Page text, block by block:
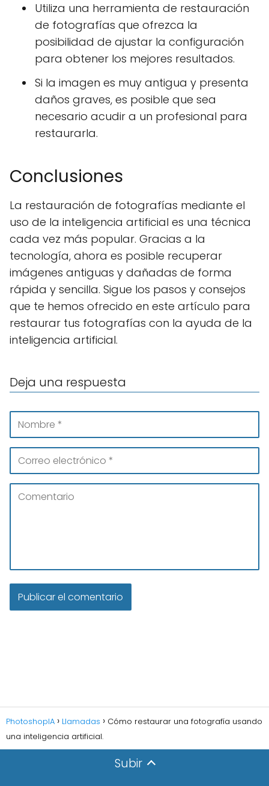
Utiliza una herramienta de restauración
de fotografías que ofrezca la
posibilidad de ajustar la configuración
para obtener los mejores resultados.
Si la imagen es muy antigua y presenta
daños graves, es posible que sea
necesario acudir a un profesional para
restaurarla.
Conclusiones
La restauración de fotografías mediante el
uso de la inteligencia artificial es una técnica
cada vez más popular. Gracias a la
tecnología, ahora es posible recuperar
imágenes antiguas y dañadas de forma
rápida y sencilla. Sigue los pasos y consejos
que te hemos ofrecido en este artículo para
restaurar tus fotografías con la ayuda de la
inteligencia artificial.
Deja una respuesta
PhotoshopIA Llamadas
Cómo restaurar una fotografía usando
una inteligencia artificial.
Subir